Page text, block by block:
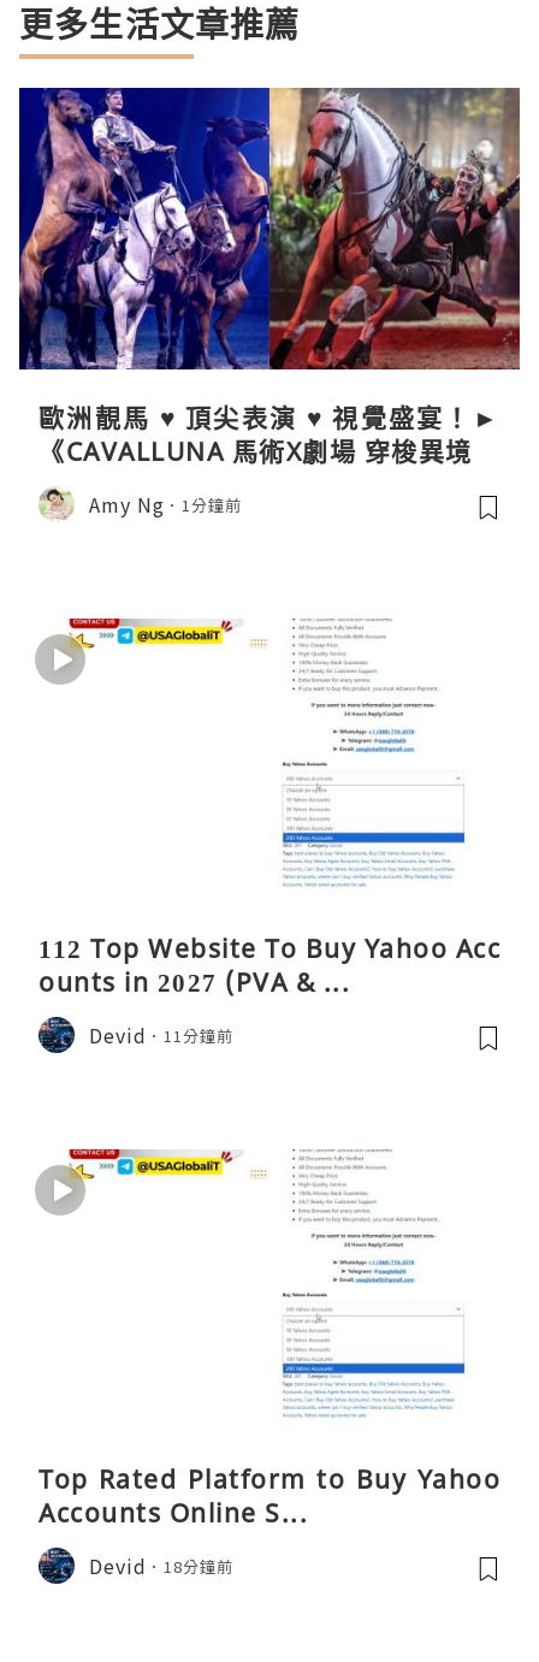
更多生活文章推薦
歐洲靚馬 ♥ 頂尖表演 ♥ 視覺盛宴！►
《CAVALLUNA 馬術X劇場 穿梭異境》
Amy Ng 1分鐘前
112 Top Website To Buy Yahoo Acc
ounts in 2027 (PVA & ...
Devid 11分鐘前
Top Rated Platform to Buy Yahoo
Accounts Online S...
Devid 18分鐘前